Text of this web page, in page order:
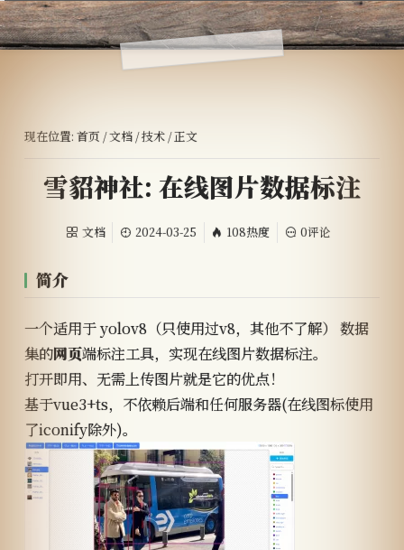
现在位置:首页 /文档 /技术 / 正文
雪貂神社: 在线图片数据标注
文档 2024-03-25 108热度 0评论
简介
一个适用于 yolov8（只使用过v8，其他不了解） 数据
集的网页端标注工具，实现在线图片数据标注。
打开即用、无需上传图片就是它的优点！
基于vue3+ts，不依赖后端和任何服务器(在线图标使用
了iconify除外)。